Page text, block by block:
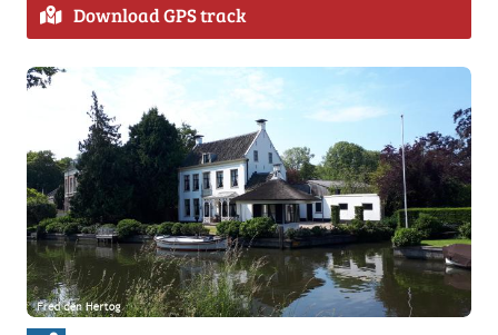
Download GPS track